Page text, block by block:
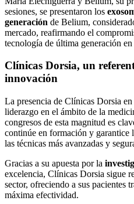
sesiones, se presentaron los
generación de Belium,
mercado, reafirmando el
tecnología de última generación en
Clínicas Dorsia, un
innovación
La presencia de Clínicas Dorsia
liderazgo en el ámbito de la
congresos de esta magnitud es
continúe en formación y garantice
las técnicas más avanzadas y
Gracias a su apuesta por la
excelencia, Clínicas Dorsia sigue
sector, ofreciendo a sus pacientes
máxima efectividad.